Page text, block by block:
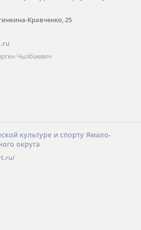
Кравченко, 25
Чылбаевич
культуре и спорту Ямало-
округа